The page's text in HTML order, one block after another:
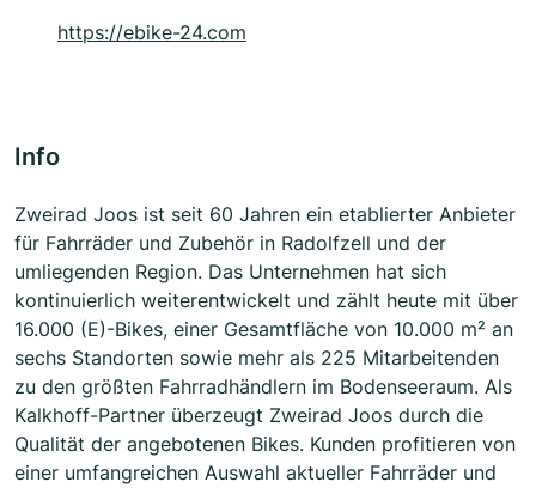
https://ebike-24.com
Info
Zweirad Joos ist seit 60 Jahren ein etablierter Anbieter
für Fahrräder und Zubehör in Radolfzell und der
umliegenden Region. Das Unternehmen hat sich
kontinuierlich weiterentwickelt und zählt heute mit über
16.000 (E)-Bikes, einer Gesamtfläche von 10.000 m² an
sechs Standorten sowie mehr als 225 Mitarbeitenden
zu den größten Fahrradhändlern im Bodenseeraum. Als
Kalkhoff-Partner überzeugt Zweirad Joos durch die
Qualität der angebotenen Bikes. Kunden profitieren von
einer umfangreichen Auswahl aktueller Fahrräder und